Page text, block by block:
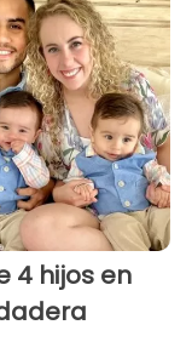
4 hijos en